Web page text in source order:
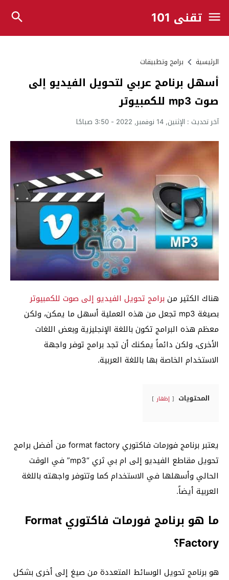
تقني 101
الرئيسية برامج وتطبيقات
أسهل برنامج عربي لتحويل الفيديو إلى
صوت mp3 للكمبيوتر
آخر تحديث : الإثنين, 14 نوفمبر, 2022 - 3:50 صباحًا
هناك الكثير من برامج تحويل الفيديو إلى صوت للكمبيوتر
بصيغة mp3 تجعل من هذه العملية أسهل ما يمكن، ولكن
معظم هذه البرامج تكون باللغة الإنجليزية وبعض اللغات
الأخرى، ولكن دائماً يمكنك أن تجد برامج توفر واجهة
الاستخدام الخاصة بها باللغة العربية.
المحتويات إظهار
يعتبر برنامج فورمات فاكتوري format factory من أفضل برامج
تحويل مقاطع الفيديو إلى ام بي ثري “mp3” في الوقت
الحالي وأسهلها في الاستخدام كما وتتوفر واجهته باللغة
العربية أيضاً.
ما هو برنامج فورمات فاكتوري Format
Factory؟
هو برنامج تحويل الوسائط المتعددة من صيغ إلى أخرى بشكل